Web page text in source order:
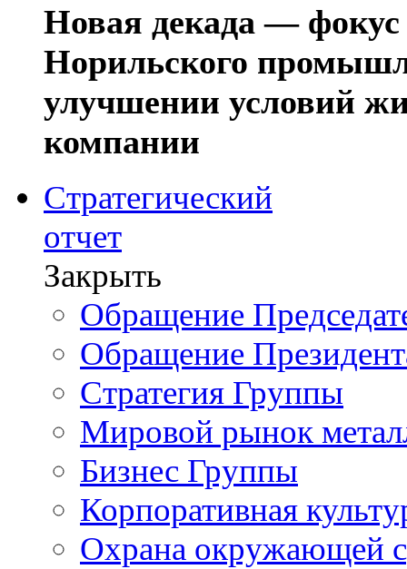
Новая декада — фокус
Норильского
улучшении условий
компании
Стратегический
отчет
Закрыть
Обращение
Обращение
Стратегия Группы
Мировой рынок
Бизнес Группы
Корпоративная
Охрана окружающей